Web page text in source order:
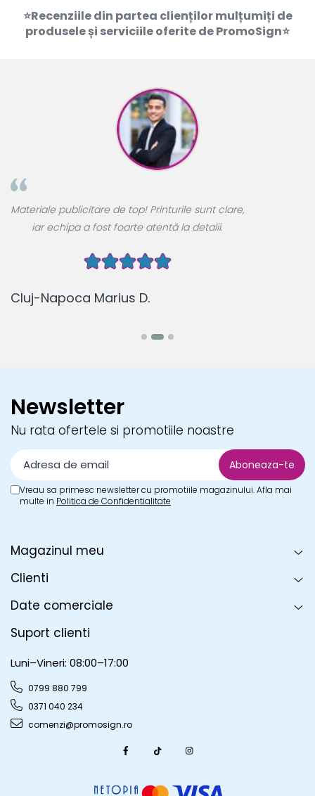
⭐Recenziile din partea clienților mulțumiți de
produsele și serviciile oferite de PromoSign⭐
Cluj-Napoca Marius D.
Materiale publicitare de top! Printurile sunt clare,
iar echipa a fost foarte atentă la detalii.
Newsletter
Nu rata ofertele si promotiile noastre
Vreau sa primesc newsletter cu promotiile magazinului. Afla mai
multe in Politica de Confidentialitate
Magazinul meu
Clienti
Date comerciale
Suport clienti
Luni–Vineri: 08:00–17:00
0799 880 799
0371 040 234
comenzi@promosign.ro